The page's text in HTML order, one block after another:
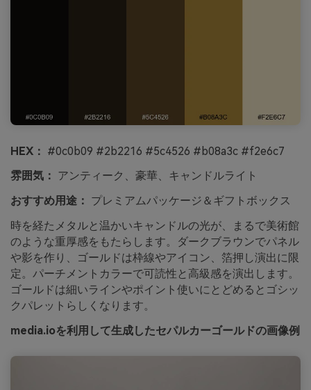
HEX： #0c0b09 #2b2216 #5c4526 #b08a3c #f2e6c7
雰囲気： アンティーク、豪華、キャンドルライト
おすすめ用途： プレミアムパッケージ＆ギフトボックス
時を経たメタルと温かいキャンドルの光が、まるで美術館
のような重厚感をもたらします。ダークブラウンでパネル
や影を作り、ゴールドは枠線やアイコン、箔押し演出に限
定。パーチメントカラーで可読性と高級感を演出します。
ゴールドは細いラインやポイント使いにとどめるとゴシッ
クパレットらしくなります。
media.ioを利用して生成したセパルカーゴールドの画像例